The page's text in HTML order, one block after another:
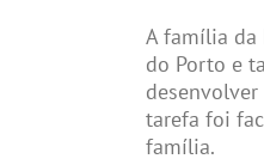
A família da
do Porto e
tarefa foi
família.